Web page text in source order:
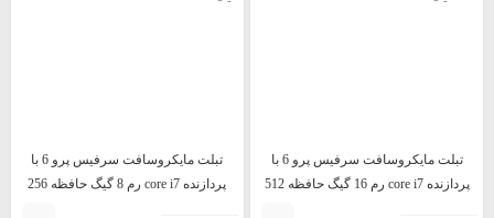
تبلت مایکروسافت سرفیس پرو 6 با
پردازنده core i7 رم 16 گیگ حافظه 512
تبلت مایکروسافت سرفیس پرو 6 با
پردازنده core i7 رم 8 گیگ حافظه 256